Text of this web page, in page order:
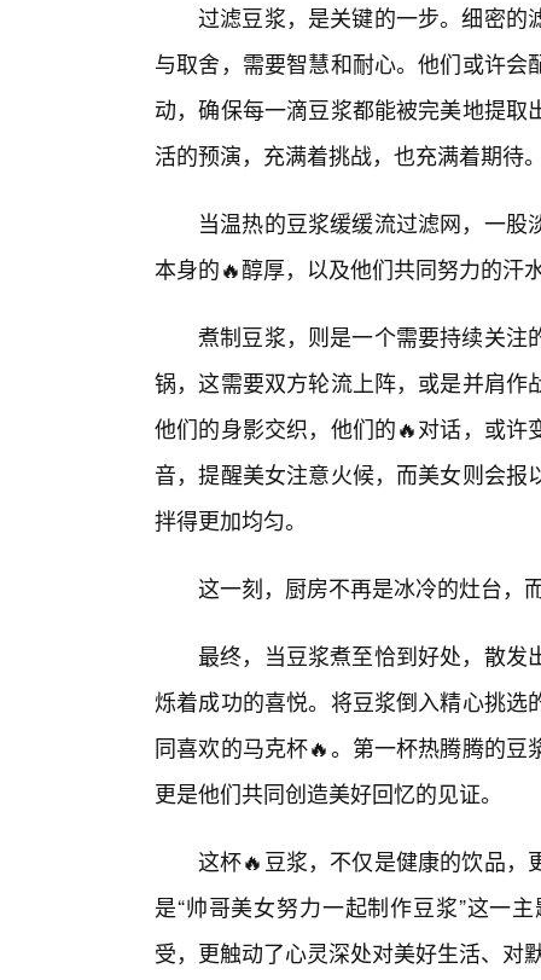
过滤豆浆，是关键的一步。细密的
与取舍，需要智慧和耐心。他们或许
动，确保每一滴豆浆都能被完美地提
活的预演，充满着挑战，也充满着期待
当温热的豆浆缓缓流过滤网，一
本身的🔥醇厚，以及他们共同努力的汗
煮制豆浆，则是一个需要持续关注
锅，这需要双方轮流上阵，或是并肩
他们的身影交织，他们的🔥对话，或
音，提醒美女注意火候，而美女则会
拌得更加均匀。
这一刻，厨房不再是冰冷的灶台，
最终，当豆浆煮至恰到好处，散发
烁着成功的喜悦。将豆浆倒入精心挑
同喜欢的马克杯🔥。第一杯热腾腾的
更是他们共同创造美好回忆的见证。
这杯🔥豆浆，不仅是健康的饮品，
是“帅哥美女努力一起制作豆浆”这一
受，更触动了心灵深处对美好生活、对